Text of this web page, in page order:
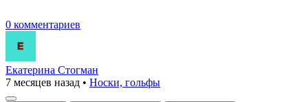
0 комментариев
Екатерина Стогман
7 месяцев назад • Носки, гольфы